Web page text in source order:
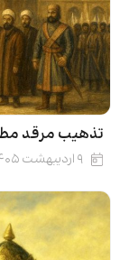
تذهیب مرقد
۹ اردیبهشت ۱۴۰۵